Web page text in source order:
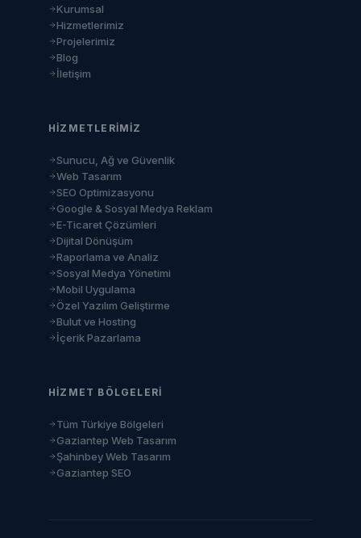
Kurumsal
Hizmetlerimiz
Projelerimiz
Blog
İletişim
HIZMETLERIMIZ
Sunucu, Ağ ve Güvenlik
Web Tasarım
SEO Optimizasyonu
Google & Sosyal Medya Reklam
E-Ticaret Çözümleri
Dijital Dönüşüm
Raporlama ve Analiz
Sosyal Medya Yönetimi
Mobil Uygulama
Özel Yazılım Geliştirme
Bulut ve Hosting
İçerik Pazarlama
HIZMET BÖLGELERI
Tüm Türkiye Bölgeleri
Gaziantep Web Tasarım
Şahinbey Web Tasarım
Gaziantep SEO